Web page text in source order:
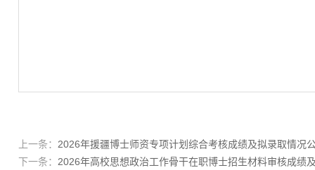
上一条： 2026年援疆博士师资专项计划综合考核成绩及拟录取情况
下一条： 2026年高校思想政治工作骨干在职博士招生材料审核成绩